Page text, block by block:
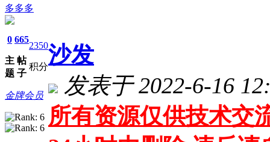
多多多
0
主
题
665
帖
子
2350
积分
金牌会员
沙发
发表于 2022-6-16
所有资源仅供技术交